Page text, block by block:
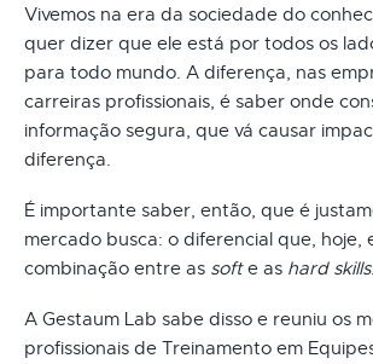
Vivemos na era da sociedade do
quer dizer que ele está por todos os
para todo mundo. A diferença, nas
carreiras profissionais, é saber onde
informação segura, que vá causar
diferença.
É importante saber, então, que é
mercado busca: o diferencial que, hoje,
combinação entre as softe as hard skills.
A Gestaum Lab sabe disso e reuniu os
profissionais de Treinamento em